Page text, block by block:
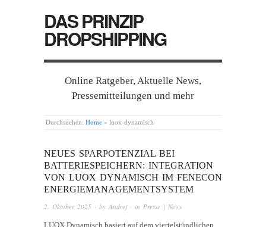
DAS PRINZIP
DROPSHIPPING
Online Ratgeber, Aktuelle News,
Pressemitteilungen und mehr
Durchsuchen: Home » luox-dynamisch
NEUES SPARPOTENZIAL BEI
BATTERIESPEICHERN: INTEGRATION
VON LUOX DYNAMISCH IM FENECON
ENERGIEMANAGEMENTSYSTEM
2. Oktober 2025 · by Andrej · in Presse | News
LUOX Dynamisch basiert auf dem viertelstündlichen